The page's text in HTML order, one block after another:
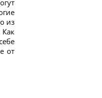
из
Как
от